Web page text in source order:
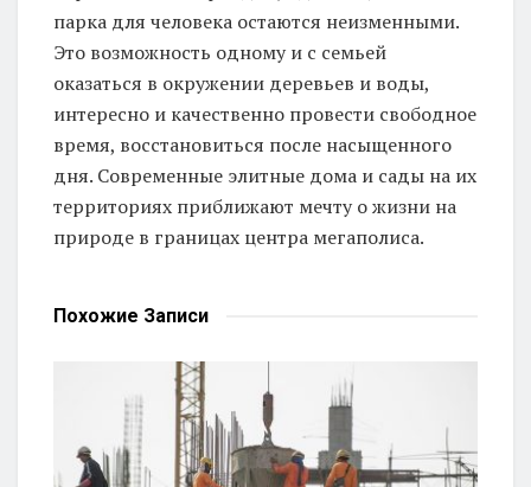
парка для человека остаются неизменными.
Это возможность одному и с семьей
оказаться в окружении деревьев и воды,
интересно и качественно провести свободное
время, восстановиться после насыщенного
дня. Современные элитные дома и сады на их
территориях приближают мечту о жизни на
природе в границах центра мегаполиса.
Похожие Записи